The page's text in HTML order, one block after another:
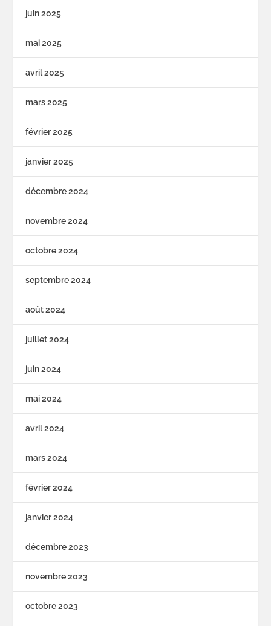
juin 2025
mai 2025
avril 2025
mars 2025
février 2025
janvier 2025
décembre 2024
novembre 2024
octobre 2024
septembre 2024
août 2024
juillet 2024
juin 2024
mai 2024
avril 2024
mars 2024
février 2024
janvier 2024
décembre 2023
novembre 2023
octobre 2023